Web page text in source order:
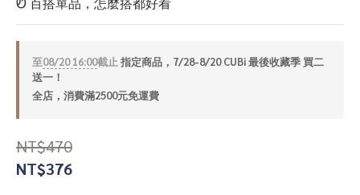
至08/20 16:00截止 指定商品，7/28-8/20 CUBi 最後收藏季 買二
送一！
全店，消費滿2500元免運費
NT$470
NT$376